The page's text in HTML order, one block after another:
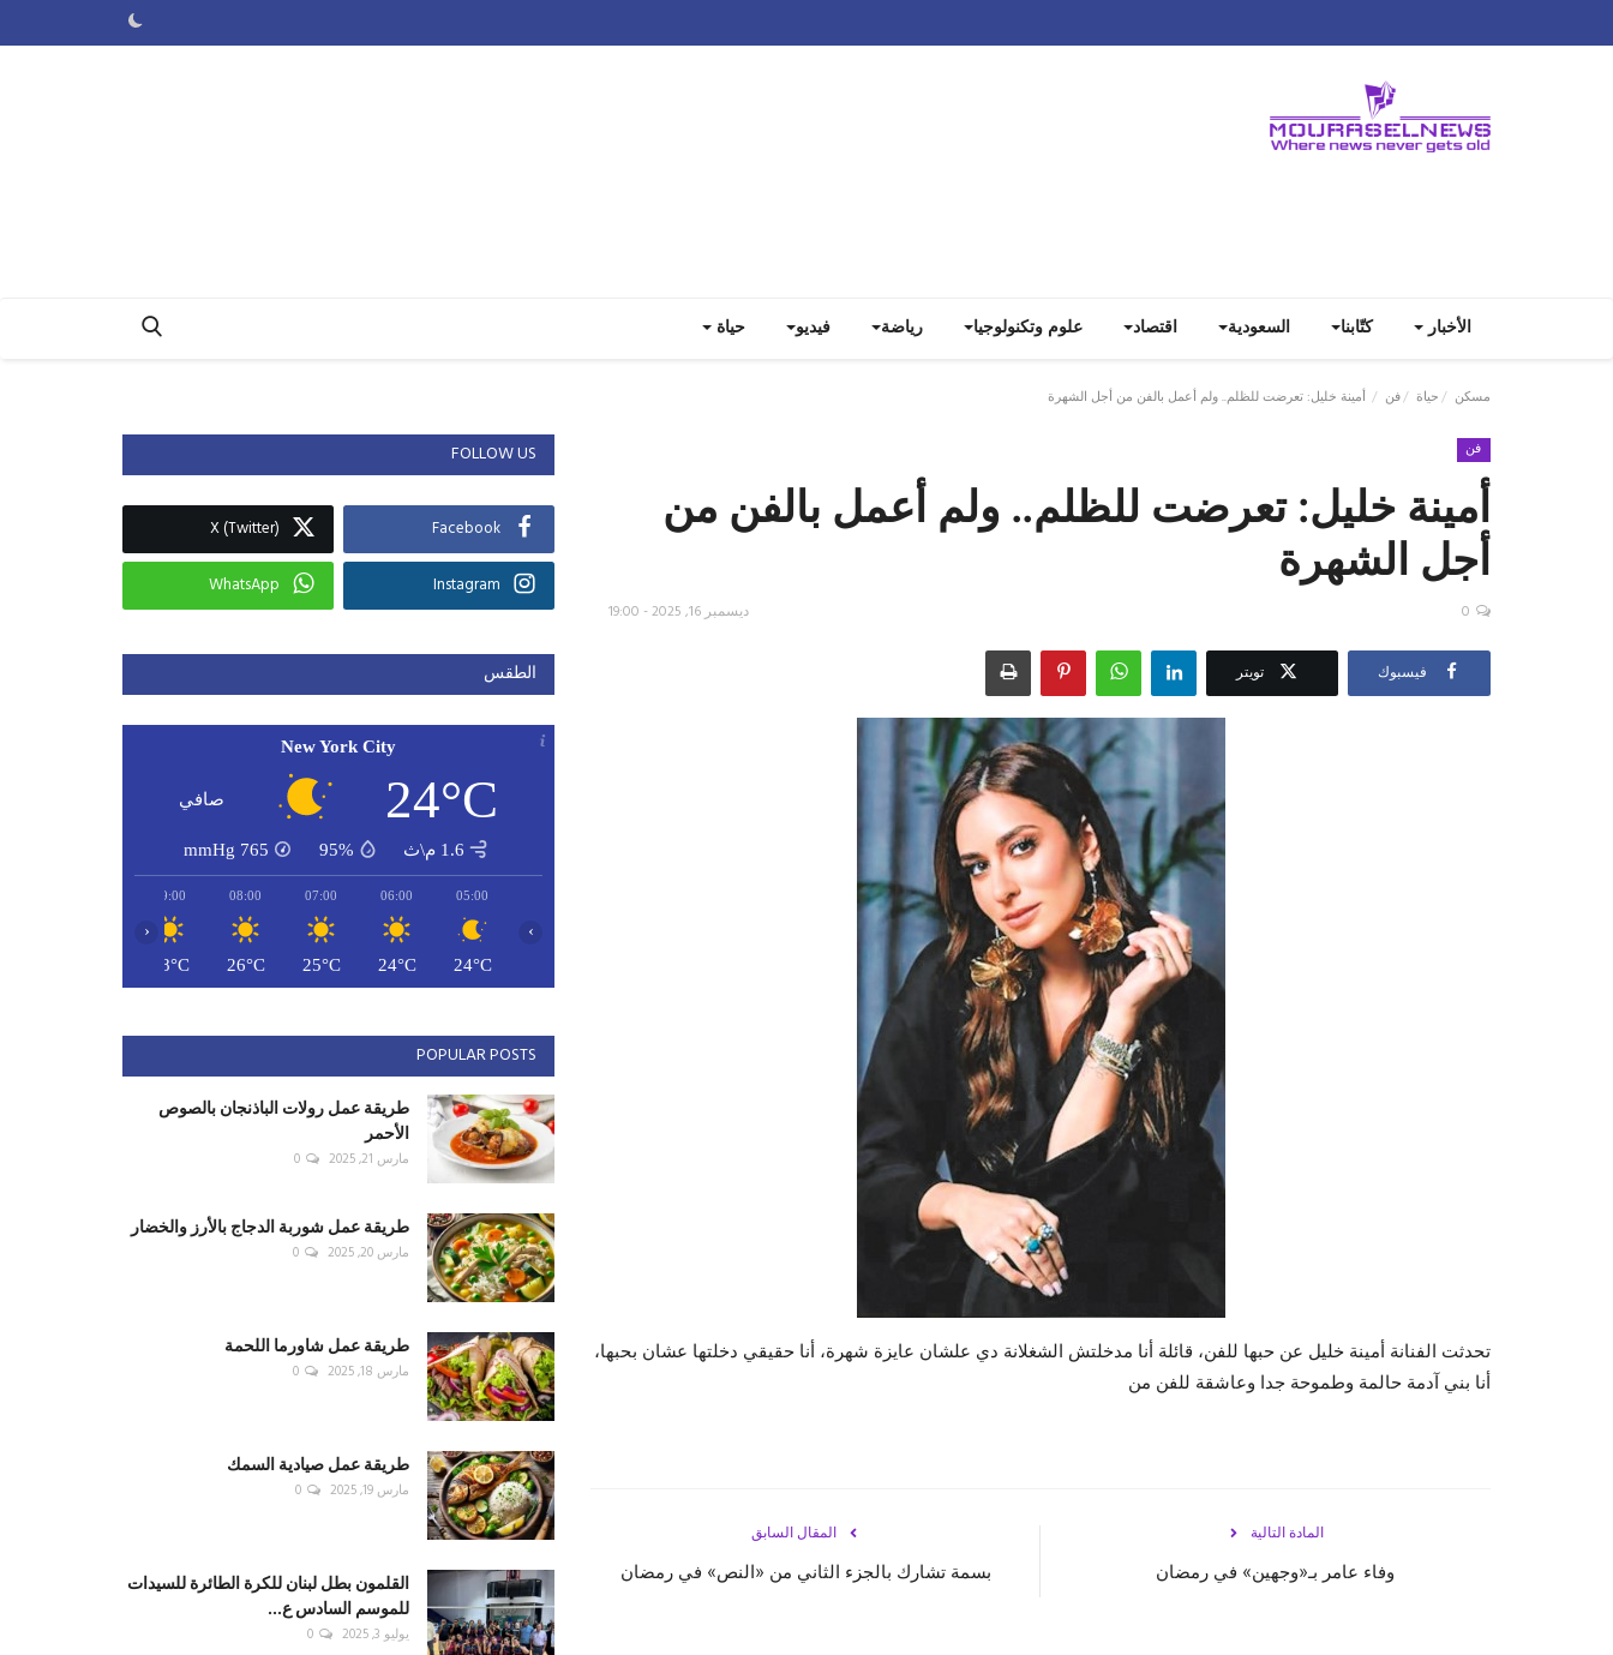
الأخبار كتّابنا السعودية اقتصاد علوم وتكنولوجيا رياضة فيديو حياة
مسكن حياة فن أمينة خليل: تعرضت للظلم.. ولم أعمل بالفن من أجل الشهرة
فن
أمينة خليل: تعرضت للظلم.. ولم أعمل بالفن من
أجل الشهرة
ديسمبر 16, 2025 - 19:00 0
فيسبوك تويتر
تحدثت الفنانة أمينة خليل عن حبها للفن، قائلة أنا مدخلتش الشغلانة دي علشان عايزة شهرة، أنا حقيقي دخلتها عشان بحبها،
أنا بني آدمة حالمة وطموحة جدا وعاشقة للفن من
المقال السابق
بسمة تشارك بالجزء الثاني من «النص» في رمضان
المادة التالية
وفاء عامر بـ«وجهين» في رمضان
FOLLOW US
Facebook
X (Twitter)
Instagram
WhatsApp
الطقس
New York City
24°C صافي
1.6 م\ث 95%
765
mmHg
05:00
24°C
06:00
24°C
07:00
25°C
08:00
26°C
09:00
28°C
‹ ›
POPULAR POSTS
طريقة عمل رولات الباذنجان بالصوص
الأحمر
مارس 21, 2025 0
طريقة عمل شوربة الدجاج بالأرز والخضار
مارس 20, 2025 0
طريقة عمل شاورما اللحمة
مارس 18, 2025 0
طريقة عمل صيادية السمك
مارس 19, 2025 0
القلمون بطل لبنان للكرة الطائرة للسيدات
للموسم السادس ع...
يوليو 3, 2025 0